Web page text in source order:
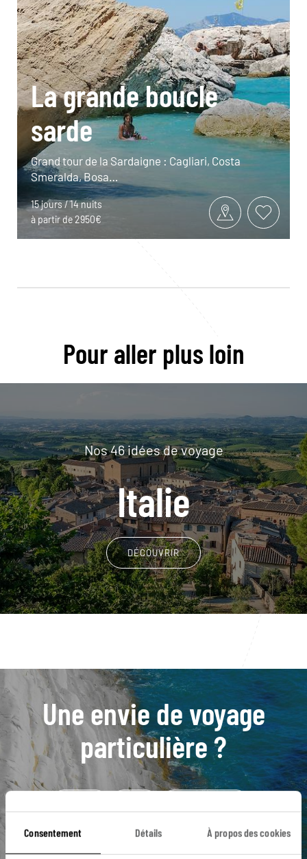
Consentement Détails À propos des cookies
La grande boucle
sarde
Grand tour de la Sardaigne : Cagliari, Costa
Smeralda, Bosa…
15 jours / 14 nuits
à partir de 2950€
Pour aller plus loin
Nos 46 idées de voyage
Italie
DÉCOUVRIR
Une envie de voyage
particulière ?
Cagliari Costa Rei Golfo di Orosei